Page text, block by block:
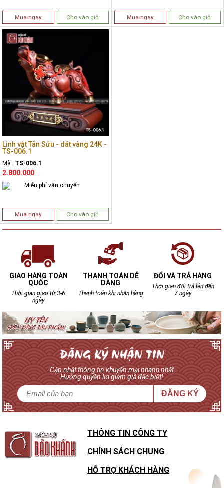
Mua ngay Cho vào giỏ Mua ngay Cho vào giỏ
Linh vật Tân Sửu - dát vàng 24K -
TS-006.1
Mã : TS-006.1
2.800.000
Miễn phí vận chuyển
Mua ngay Cho vào giỏ
GIAO HÀNG TOÀN
QUỐC
Thời gian giao từ 3-6
ngày
THANH TOÁN DỄ
DÀNG
Thanh toán khi nhận hàng
ĐỔI VÀ TRẢ HÀNG
Thời gian đổi trả lên đến
7 ngày
Cập nhật thông tin khuyến mại nhanh nhất
Hưởng quyền lợi giảm giá đặc biệt!
ĐĂNG KÝ
THÔNG TIN CÔNG TY
CHÍNH SÁCH CHUNG
HỖ TRỢ KHÁCH HÀNG